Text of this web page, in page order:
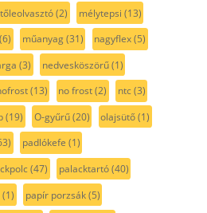
(2) mélytepsi (13)
(6) műanyag(31) nagyflex(5)
(3) nedvesköszörű(1)
(13) no frost(2) ntc(3)
(19) O-gyűrű(20) olajsütő(1)
padlókefe (1)
(47) palacktartó(40)
(1) papír porzsák(5)